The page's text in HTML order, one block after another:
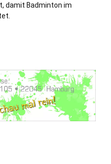
damit Badminton im